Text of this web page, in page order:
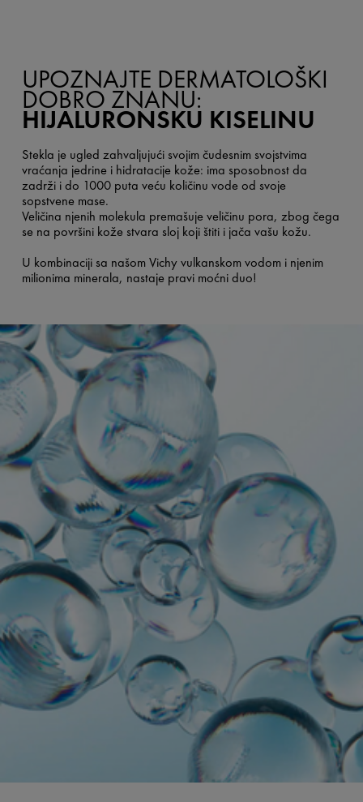
UPOZNAJTE DERMATOLOŠKI
DOBRO ZNANU:
HIJALURONSKU KISELINU
Stekla je ugled zahvaljujući svojim čudesnim svojstvima
vraćanja jedrine i hidratacije kože: ima sposobnost da
zadrži i do 1000 puta veću količinu vode od svoje
sopstvene mase.
Veličina njenih molekula premašuje veličinu pora, zbog čega
se na površini kože stvara sloj koji štiti i jača vašu kožu.
U kombinaciji sa našom Vichy vulkanskom vodom i njenim
milionima minerala, nastaje pravi moćni duo!